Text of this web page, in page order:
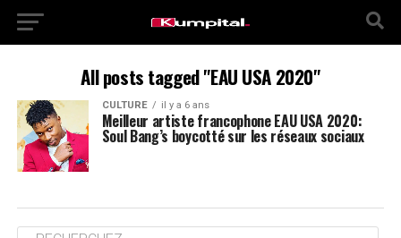
All posts tagged "EAU USA 2020"
CULTURE il y a 6 ans
Meilleur artiste francophone EAU USA 2020:
Soul Bang’s boycotté sur les réseaux sociaux